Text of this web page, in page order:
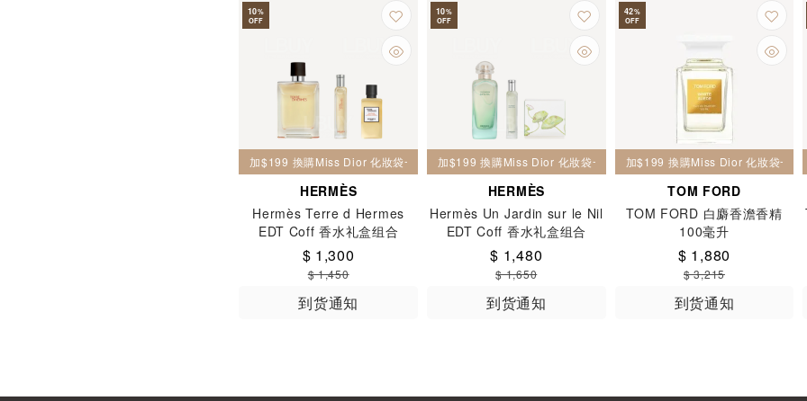
10%
OFF
加$199 換購Miss Dior 化妝袋一個
HERMÈS
Hermès Terre d Hermes
EDT Coff 香水礼盒组合
$ 1,300
$ 1,450
到货通知
10%
OFF
加$199 換購Miss Dior 化妝袋一個
HERMÈS
Hermès Un Jardin sur le Nil
EDT Coff 香水礼盒组合
$ 1,480
$ 1,650
到货通知
42%
OFF
加$199 換購Miss Dior 化妝袋一個
TOM FORD
TOM FORD 白麝香澹香精
100毫升
$ 1,880
$ 3,215
到货通知